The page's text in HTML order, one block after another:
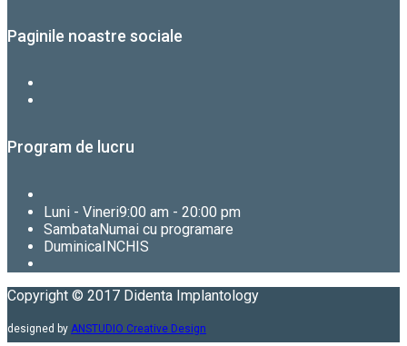
Paginile noastre sociale
Program de lucru
Luni - Vineri9:00 am - 20:00 pm
SambataNumai cu programare
DuminicaINCHIS
Copyright © 2017 Didenta Implantology
designed by ANSTUDIO Creative Design